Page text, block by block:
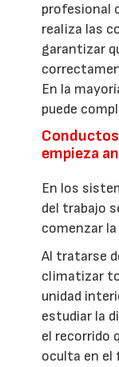
profesional
realiza las
garantizar
En la
puede
empieza
En los
del trabajo
comenzar
Al tratarse
climatizar
unidad
estudiar la
el recorrido
oculta en el